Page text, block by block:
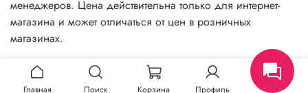
менеджеров. Цена действительна только для интернет-
магазина и может отличаться от цен в розничных
магазинах.
Главная Поиск Корзина Профиль